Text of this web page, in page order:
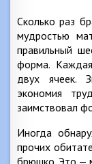
Сколько раз
мудростью
правильный
форма.
двух ячеек.
экономия
заимствовал
Иногда
прочих
брюшко. Это —